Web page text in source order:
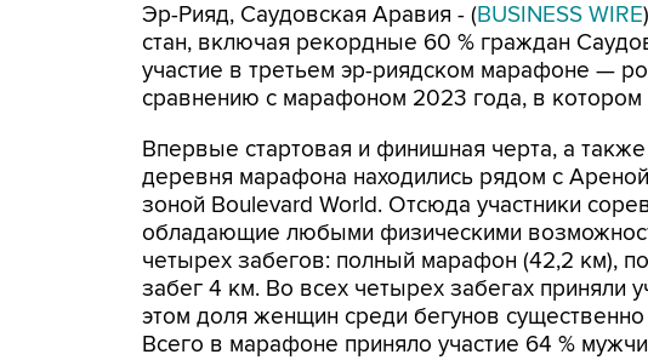
Эр-Рияд, Саудовская Аравия - (BUSINESS WIRE
стан, включая рекордные 60 % граждан
участие в третьем эр-риядском марафоне —
сравнению с марафоном 2023 года, в котором
Впервые стартовая и финишная черта, а
деревня марафона находились рядом с
зоной Boulevard World. Отсюда участники
обладающие любыми физическими
четырех забегов: полный марафон (42,2 км),
забег 4 км. Во всех четырех забегах приняли
этом доля женщин среди бегунов
Всего в марафоне приняло участие 64 %